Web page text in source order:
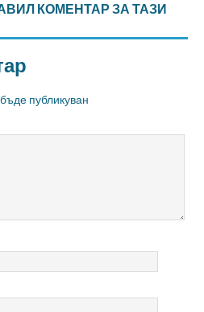
КОМЕНТАР ЗА ТАЗИ
публикуван